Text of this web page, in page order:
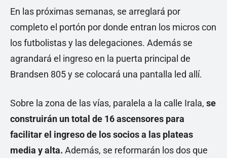
En las próximas semanas, se arreglará por
completo el portón por donde entran los micros con
los futbolistas y las delegaciones. Además se
agrandará el ingreso en la puerta principal de
Brandsen 805 y se colocará una pantalla led allí.
Sobre la zona de las vías, paralela a la calle Irala, se
construirán un total de 16 ascensores para
facilitar el ingreso de los socios a las plateas
media y alta. Además, se reformarán los dos que